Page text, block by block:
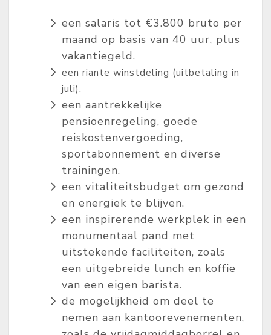
een salaris tot €3.800 bruto per
maand op basis van 40 uur, plus
vakantiegeld.
een riante winstdeling (uitbetaling in
juli).
een aantrekkelijke
pensioenregeling, goede
reiskostenvergoeding,
sportabonnement en diverse
trainingen.
een vitaliteitsbudget om gezond
en energiek te blijven.
een inspirerende werkplek in een
monumentaal pand met
uitstekende faciliteiten, zoals
een uitgebreide lunch en koffie
van een eigen barista.
de mogelijkheid om deel te
nemen aan kantoorevenementen,